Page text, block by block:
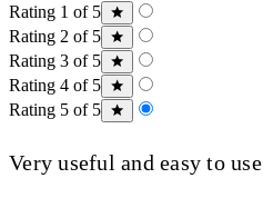
Rating 1 of 5
Rating 2 of 5
Rating 3 of 5
Rating 4 of 5
Rating 5 of 5
Very useful and easy to use